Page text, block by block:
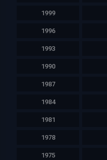
1999
1996
1993
1990
1987
1984
1981
1978
1975